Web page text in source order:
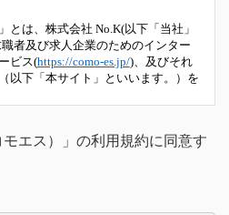
とは、株式会社 No.K(以下「当社」
者及び求人企業のためのインター
ビス(https://como-es.jp/)、及びそれ
以下「本サイト」といいます。）を
モエス）」の利用規約に同意す